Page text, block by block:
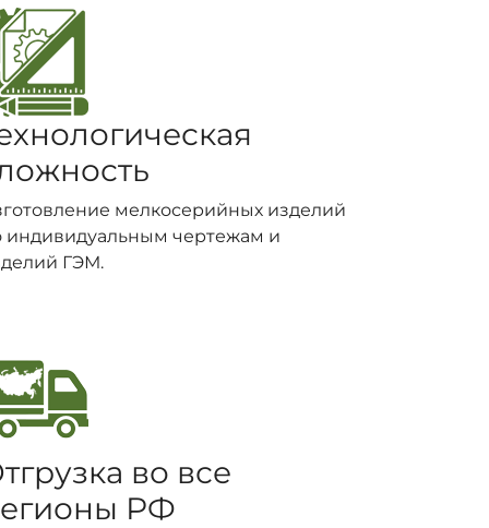
мелкосерийных изделий
индивидуальным чертежам и
ГЭМ.
во все
РФ